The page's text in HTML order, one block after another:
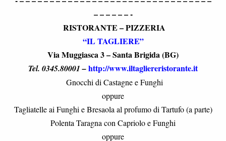
– – – – – – -
RISTORANTE – PIZZERIA
“IL TAGLIERE”
Via Muggiasca 3 – Santa Brigida (BG)
Tel. 0345.80001 –http://www.iltagliereristorante.it
Gnocchi di Castagne e Funghi
oppure
Tagliatelle ai Funghi e Bresaola al profumo di Tartufo (a parte)
Polenta Taragna con Capriolo e Funghi
oppure